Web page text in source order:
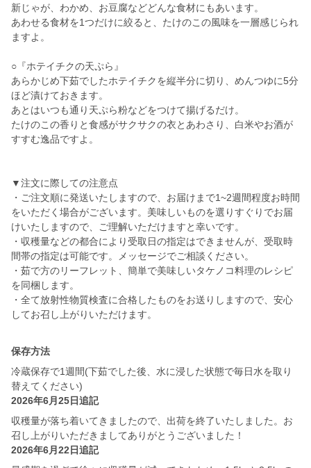
新じゃが、わかめ、お豆腐などどんな食材にもあいます。
あわせる食材を1つだけに絞ると、たけのこの風味を一層感じられ
ますよ。
○『ホテイチクの天ぷら』
あらかじめ下茹でしたホテイチクを縦半分に切り、めんつゆに5分
ほど漬けておきます。
あとはいつも通り天ぷら粉などをつけて揚げるだけ。
たけのこの香りと食感がサクサクの衣とあわさり、白米やお酒が
すすむ逸品ですよ。
▼注文に際しての注意点
・ご注文順に発送いたしますので、お届けまで1~2週間程度お時間
をいただく場合がございます。美味しいものを選りすぐりでお届
けいたしますので、ご理解いただけますと幸いです。
・収穫量などの都合により受取日の指定はできませんが、受取時
間帯の指定は可能です。メッセージでご相談ください。
・茹で方のリーフレット、簡単で美味しいタケノコ料理のレシピ
を同梱します。
・全て放射性物質検査に合格したものをお送りしますので、安心
してお召し上がりいただけます。
保存方法
冷蔵保存で1週間(下茹でした後、水に浸した状態で毎日水を取り
替えてください)
2026年6月25日追記
収穫量が落ち着いてきましたので、出荷を終了いたしました。お
召し上がりいただきましてありがとうございました！
2026年6月22日追記